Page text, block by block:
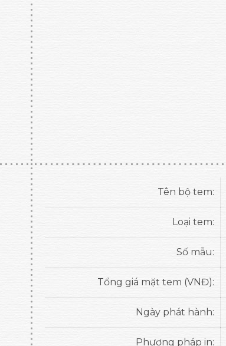
Tên bộ tem:
Loại tem:
Số mẫu:
Tổng giá mặt tem (VNĐ):
Ngày phát hành:
Phương pháp in: